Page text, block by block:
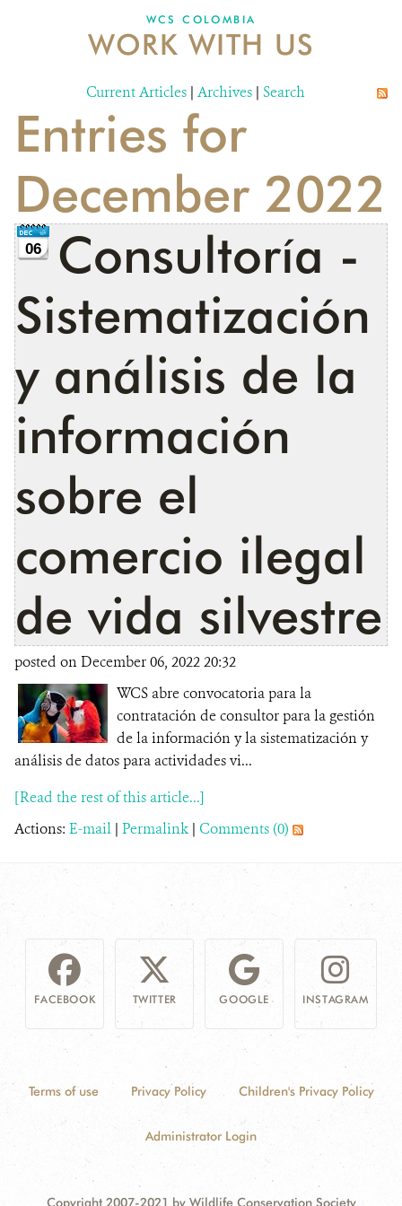
NEWS
PUBLICATIONS
ANNUAL REPORT WCS COLOMBIA
MEDIA COVERAGE
DONATE
WCS COLOMBIA
WORK WITH US
Current Articles | Archives | Search
Entries for
December 2022
06
Consultoría -
Sistematización
y análisis de la
información
sobre el
comercio ilegal
de vida silvestre
posted on December 06, 2022 20:32
WCS abre convocatoria para la
contratación de consultor para la gestión
de la información y la sistematización y
análisis de datos para actividades vi...
[Read the rest of this article...]
Actions: E-mail | Permalink | Comments (0)
FACEBOOK TWITTER GOOGLE INSTAGRAM
Terms of use Privacy Policy Children's Privacy Policy
Administrator Login
Copyright 2007-2021 by Wildlife Conservation Society